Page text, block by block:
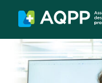
Aller au contenu